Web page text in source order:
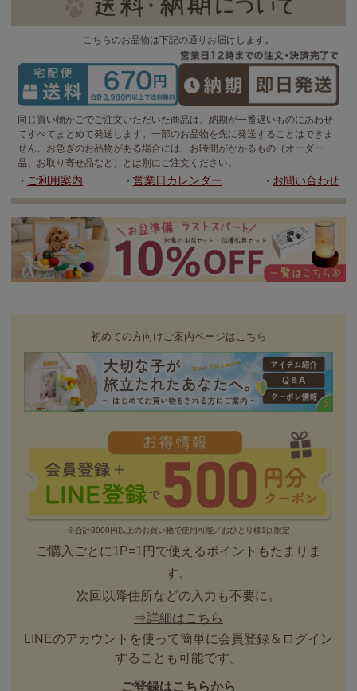
こちらのお品物は下記の通りお届けします。
同じ買い物かごでご注文いただいた商品は、納期が一番遅いものにあわせ
てすべてまとめて発送します。一部のお品物を先に発送することはできま
せん。お急ぎのお品物がある場合には、お時間がかかるもの（オーダー
品、お取り寄せ品など）とは別にご注文ください。
・ ご利用案内 ・ 営業日カレンダー ・ お問い合わせ
初めての方向けご案内ページはこちら
※合計3000円以上のお買い物で使用可能／おひとり様1回限定
ご購入ごとに1P=1円で使えるポイントもたまりま
す。
次回以降住所などの入力も不要に。
⇒詳細はこちら
LINEのアカウントを使って簡単に会員登録＆ログイン
することも可能です。
ご登録はこちらから